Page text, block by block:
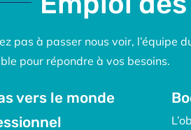
pas à passer nous voir, l’équipe
pour répondre à vos besoins.
vers le monde